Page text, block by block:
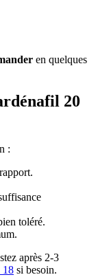
en quelques
20
:
toléré.
après 2-3
18 si besoin.